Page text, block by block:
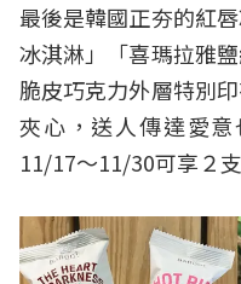
最後是韓國正夯的紅
冰淇淋」「喜瑪拉雅
脆皮巧克力外層特別
夾心，送人傳達愛
11/17～11/30可享２